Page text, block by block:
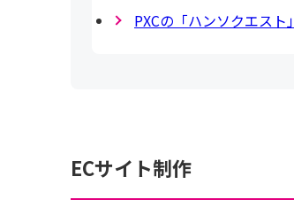
PXCの「ハンソクエス
ECサイト制作